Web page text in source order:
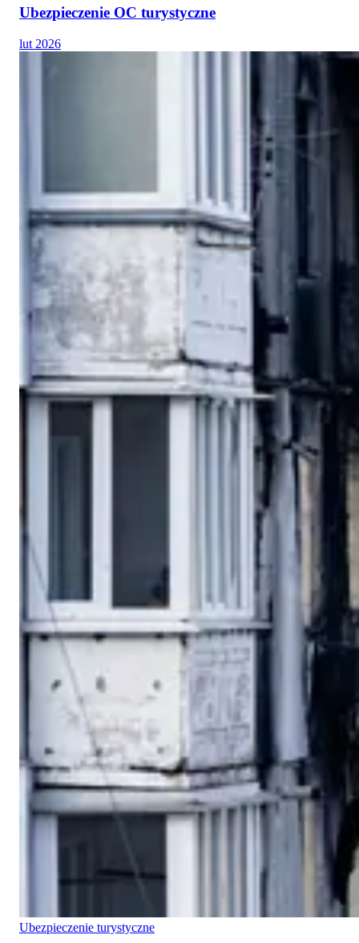
Ubezpieczenie OC turystyczne
lut 2026
Ubezpieczenie turystyczne